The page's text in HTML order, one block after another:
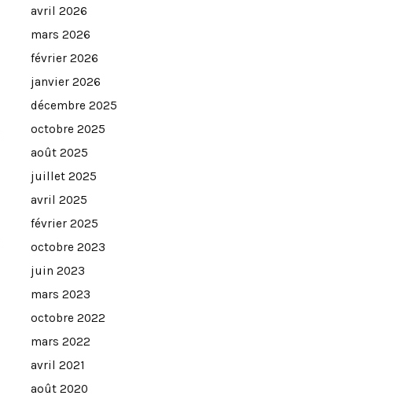
avril 2026
mars 2026
février 2026
janvier 2026
décembre 2025
octobre 2025
août 2025
juillet 2025
avril 2025
février 2025
octobre 2023
juin 2023
mars 2023
octobre 2022
mars 2022
avril 2021
août 2020